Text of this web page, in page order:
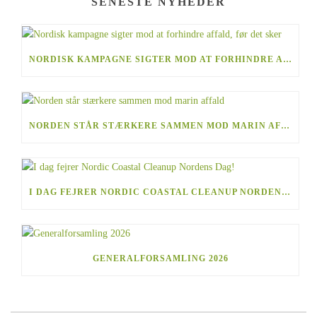
NORDISK KAMPAGNE SIGTER MOD AT FORHINDRE AFFALD, FØR DET SKER
NORDEN STÅR STÆRKERE SAMMEN MOD MARIN AFFALD
I DAG FEJRER NORDIC COASTAL CLEANUP NORDENS DAG!
GENERALFORSAMLING 2026